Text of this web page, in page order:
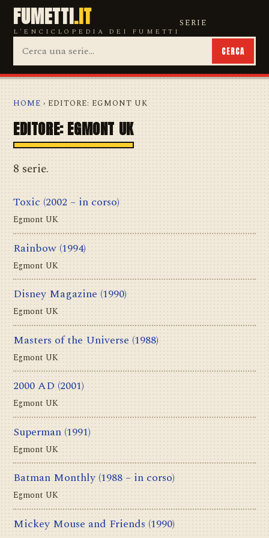
FUMETTI.IT
L'ENCICLOPEDIA DEI FUMETTI
SERIE
CERCA
HOME › EDITORE: EGMONT UK
EDITORE: EGMONT UK
8 serie.
Toxic (2002 – in corso)
Egmont UK
Rainbow (1994)
Egmont UK
Disney Magazine (1990)
Egmont UK
Masters of the Universe (1988)
Egmont UK
2000 AD (2001)
Egmont UK
Superman (1991)
Egmont UK
Batman Monthly (1988 – in corso)
Egmont UK
Mickey Mouse and Friends (1990)